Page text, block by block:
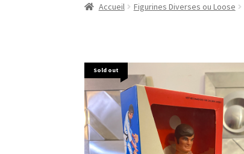
Accueil Figurines Diverses ou Loose
Sold out